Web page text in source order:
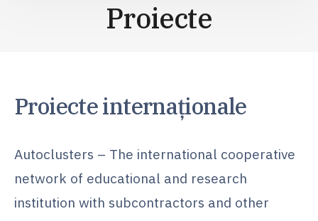
Proiecte
Proiecte internaționale
Autoclusters – The international cooperative
network of educational and research
institution with subcontractors and other